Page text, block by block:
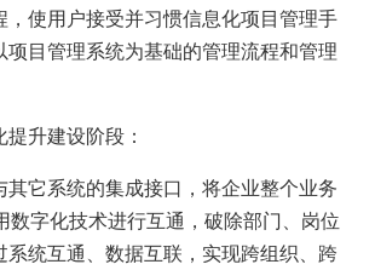
，使用户接受并习惯信息化项目管理手
目管理系统为基础的管理流程和管理
升建设阶段：
它系统的集成接口，将企业整个业务
数字化技术进行互通，破除部门、岗位
系统互通、数据互联，实现跨组织、跨